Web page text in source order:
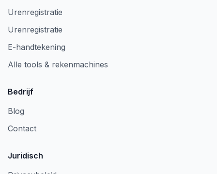
Urenregistratie
Urenregistratie
E-handtekening
Alle tools & rekenmachines
Bedrijf
Blog
Contact
Juridisch